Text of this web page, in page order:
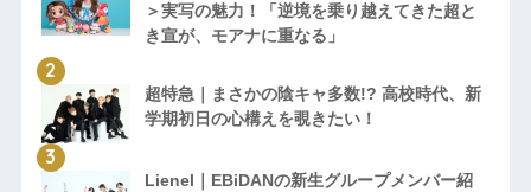
＞実写の魅力！「逆境を乗り越えてきた超と
き宣が、モアナに重なる」
超特急｜まさかの陰キャ多数!? 高校時代、新
学期初日の心構えを覗きたい！
Lienel｜EBiDANの新生グループメンバー紹